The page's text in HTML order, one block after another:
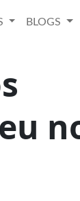
BLOGS